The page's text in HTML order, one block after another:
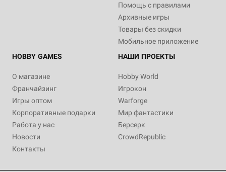
Помощь с правилами
Архивные игры
Товары без скидки
Мобильное приложение
HOBBY GAMES
О магазине
Франчайзинг
Игры оптом
Корпоративные подарки
Работа у нас
Новости
Контакты
НАШИ ПРОЕКТЫ
Hobby World
Игрокон
Warforge
Мир фантастики
Берсерк
CrowdRepublic